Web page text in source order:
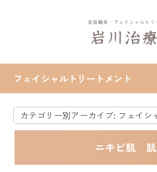
フェイシャルトリートメント
カテゴリー別アーカイブ: フェイシ
ニキビ肌